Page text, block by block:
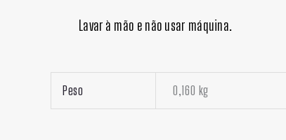
Lavar à mão e não usar máquina.
Peso 0,160 kg